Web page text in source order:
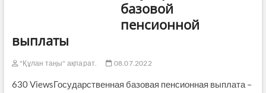
базовой
пенсионной
выплаты
"Құлан таңы" ақпарат. 08.07.2022
630 ViewsГосударственная базовая пенсионная выплата –